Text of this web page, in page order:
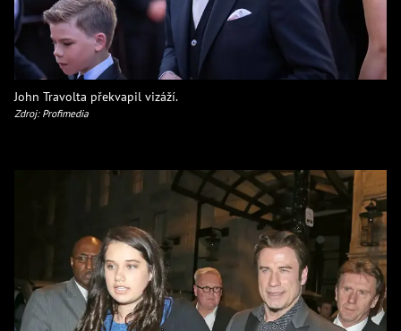
John Travolta překvapil vizáží.
Zdroj: Profimedia